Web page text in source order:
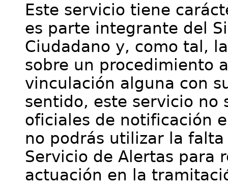
Este servicio tiene
es parte integrante del
Ciudadano y, como tal,
sobre un procedimiento
vinculación alguna con
sentido, este servicio no
oficiales de notificación
no podrás utilizar la
Servicio de Alertas para
actuación en la